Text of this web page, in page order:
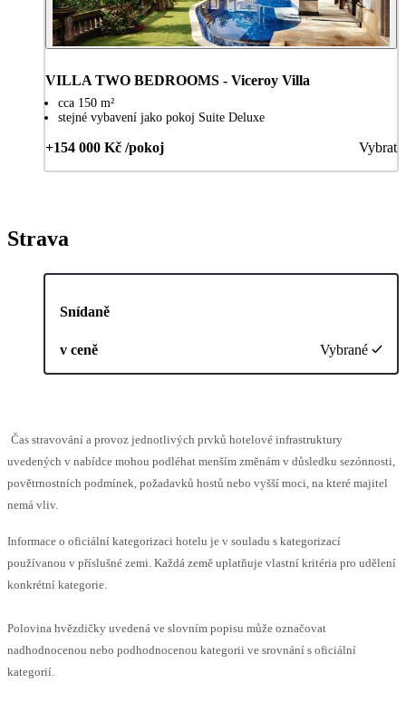
VILLA TWO BEDROOMS - Viceroy Villa
cca 150 m²
stejné vybavení jako pokoj Suite Deluxe
+154 000 Kč /pokoj Vybrat
Strava
Snídaně
v ceně Vybrané
Čas stravování a provoz jednotlivých prvků hotelové infrastruktury
uvedených v nabídce mohou podléhat menším změnám v důsledku sezónnosti,
povětrnostních podmínek, požadavků hostů nebo vyšší moci, na které majitel
nemá vliv.
Informace o oficiální kategorizaci hotelu je v souladu s kategorizací
používanou v příslušné zemi. Každá země uplatňuje vlastní kritéria pro udělení
konkrétní kategorie.
Polovina hvězdičky uvedená ve slovním popisu může označovat
nadhodnocenou nebo podhodnocenou kategorii ve srovnání s oficiální
kategorií.